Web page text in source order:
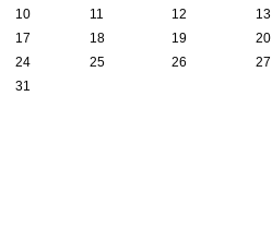
10 11 12 13
17 18 19 20
24 25 26 27
31